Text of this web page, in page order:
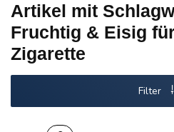
Artikel mit
Fruchtig & Eisig
Zigarette
Filter